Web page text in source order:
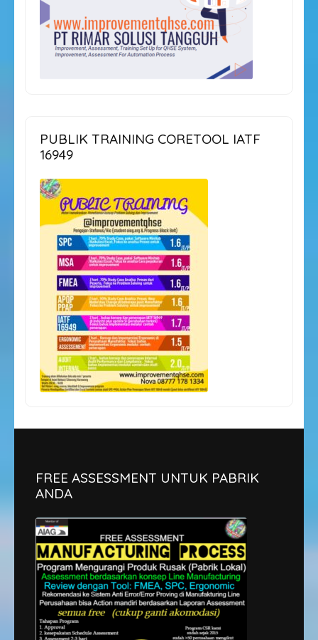
PUBLIK TRAINING CORETOOL IATF
16949
FREE ASSESSMENT UNTUK PABRIK
ANDA